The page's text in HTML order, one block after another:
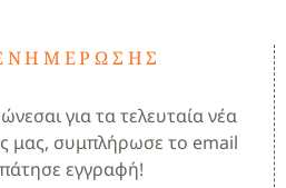
για τα τελευταία νέα
μας, συμπλήρωσε το email
εγγραφή!